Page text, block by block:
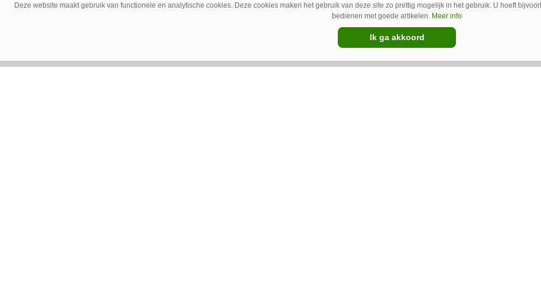
concrete projecten naar Parijs. Daarnaast was deze beurseditie zeer
positief”, concludeert Martine Dégremont, beursmanager van de Sima.
Deze website maakt gebruik van functionele en analytische cookies. Deze cookies maken het gebruik van deze site zo prettig mogelijk in het gebruik. U hoeft
bedienen met goede artikelen. Meer info
Ik ga akkoord